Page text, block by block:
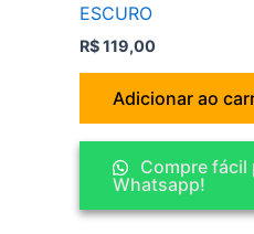
ESCURO
R$119,00
Adicionar ao
Compre fácil
Whatsapp!